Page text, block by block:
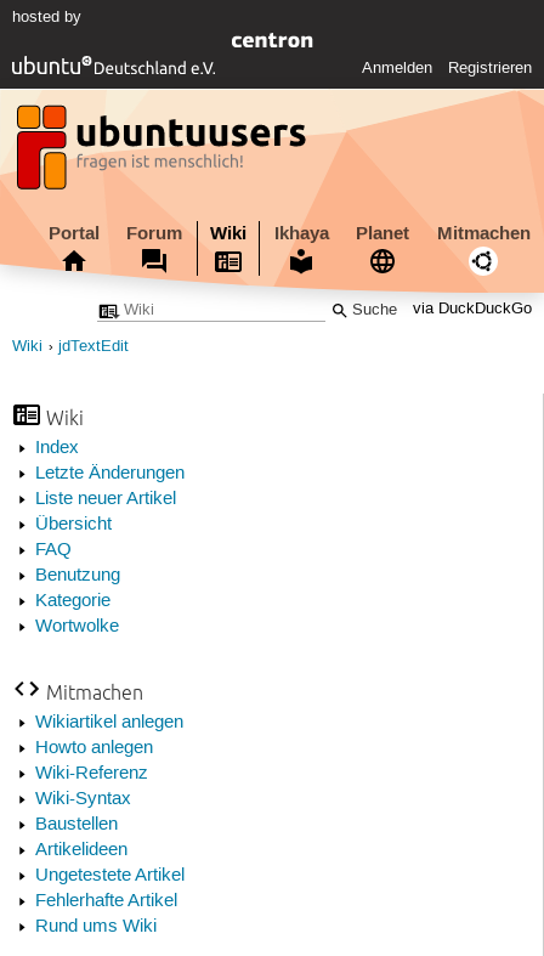
hosted by
Anmelden Registrieren
Portal Forum Wiki Ikhaya Planet Mitmachen
via DuckDuckGo
Wiki jdTextEdit
Wiki
Index
Letzte Änderungen
Liste neuer Artikel
Übersicht
FAQ
Benutzung
Kategorie
Wortwolke
Mitmachen
Wikiartikel anlegen
Howto anlegen
Wiki-Referenz
Wiki-Syntax
Baustellen
Artikelideen
Ungetestete Artikel
Fehlerhafte Artikel
Rund ums Wiki